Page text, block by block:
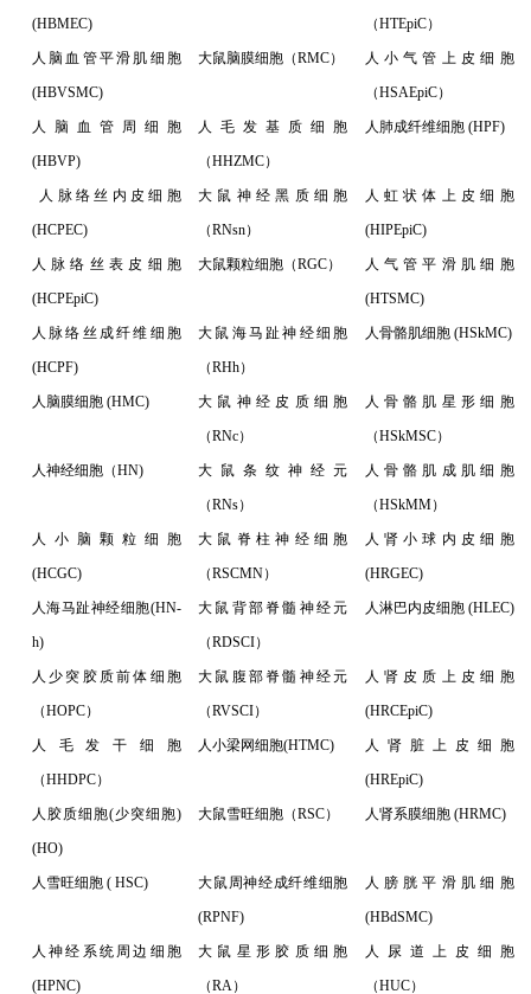
(HBMEC) （HTEpiC）
人脑血管平滑肌细胞
(HBVSMC)
大鼠脑膜细胞（RMC） 人小气管上皮细胞
（HSAEpiC）
人脑血管周细胞
(HBVP)
人毛发基质细胞
（HHZMC）
人肺成纤维细胞 (HPF)
人脉络丝内皮细胞
(HCPEC)
大鼠神经黑质细胞
（RNsn）
人虹状体上皮细胞
(HIPEpiC)
人脉络丝表皮细胞
(HCPEpiC)
大鼠颗粒细胞（RGC） 人气管平滑肌细胞
(HTSMC)
人脉络丝成纤维细胞
(HCPF)
大鼠海马趾神经细胞
（RHh）
人骨骼肌细胞 (HSkMC)
人脑膜细胞 (HMC) 大鼠神经皮质细胞
（RNc）
人骨骼肌星形细胞
（HSkMSC）
人神经细胞（HN) 大鼠条纹神经元
（RNs）
人骨骼肌成肌细胞
（HSkMM）
人小脑颗粒细胞
(HCGC)
大鼠脊柱神经细胞
（RSCMN）
人肾小球内皮细胞
(HRGEC)
人海马趾神经细胞(HN-
h)
大鼠背部脊髓神经元
（RDSCI）
人淋巴内皮细胞 (HLEC)
人少突胶质前体细胞
（HOPC）
大鼠腹部脊髓神经元
（RVSCI）
人肾皮质上皮细胞
(HRCEpiC)
人毛发干细胞
（HHDPC）
人小梁网细胞(HTMC) 人肾脏上皮细胞
(HREpiC)
人胶质细胞(少突细胞)
(HO)
大鼠雪旺细胞（RSC） 人肾系膜细胞 (HRMC)
人雪旺细胞 ( HSC) 大鼠周神经成纤维细胞
(RPNF)
人膀胱平滑肌细胞
(HBdSMC)
人神经系统周边细胞
(HPNC)
大鼠星形胶质细胞
（RA）
人尿道上皮细胞
（HUC）